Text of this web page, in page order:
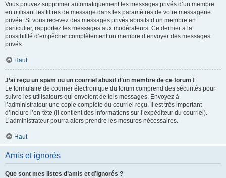
Vous pouvez supprimer automatiquement les messages privés d’un membre
en utilisant les filtres de message dans les paramètres de votre messagerie
privée. Si vous recevez des messages privés abusifs d’un membre en
particulier, rapportez les messages aux modérateurs. Ce dernier a la
possibilité d’empêcher complètement un membre d’envoyer des messages
privés.
Haut
J’ai reçu un spam ou un courriel abusif d’un membre de ce forum !
Le formulaire de courrier électronique du forum comprend des sécurités pour
suivre les utilisateurs qui envoient de tels messages. Envoyez à
l’administrateur une copie complète du courriel reçu. Il est très important
d’inclure l’en-tête (il contient des informations sur l’expéditeur du courriel).
L’administrateur pourra alors prendre les mesures nécessaires.
Haut
Amis et ignorés
Que sont mes listes d’amis et d’ignorés ?